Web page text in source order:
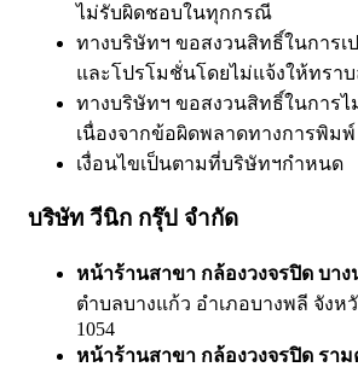
ไม่รับผิดชอบในทุกกรณี
ทางบริษัทฯ ขอสงวนสิทธิ์ในการเ
และโปรโมชั่นโดยไม่แจ้งให้ทรา
ทางบริษัทฯ ขอสงวนสิทธิ์ในการ
เนื่องจากข้อผิดพลาดทางการพิมพ์
เงื่อนไขเป็นตามที่บริษัทฯกำหนด
บริษัท วีนิก กรุ๊ป จำกัด
หน้าร้านสาขา กล้องวงจรปิด บาง
ตำบลบางแก้ว อำเภอบางพลี จังห
1054
หน้าร้านสาขา กล้องวงจรปิด รา